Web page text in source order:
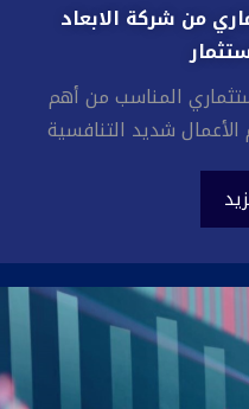
من شركة الابعاد
المناسب من أهم
شديد التنافسية